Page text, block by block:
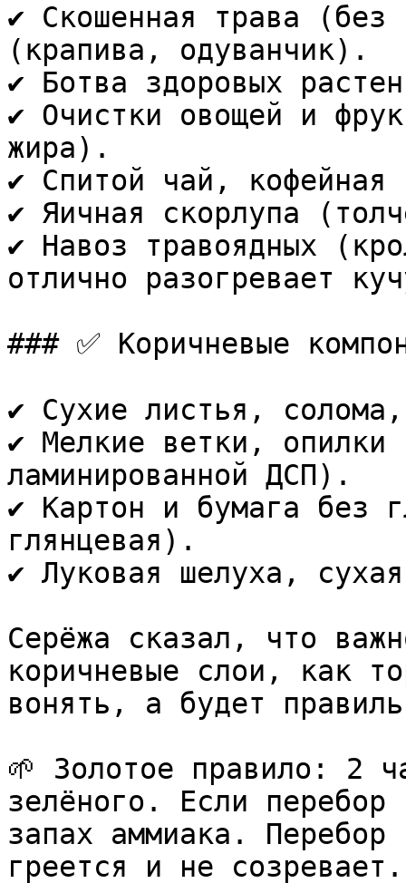
✔️ Скошенная трава
(крапива, одуванчик).
✔️ Ботва здоровых
✔️ Очистки овощей и
жира).
✔️ Спитой чай,
✔️ Яичная скорлупа
✔️ Навоз травоядных
отлично разогревает
### ✅ Коричневые
✔️ Сухие листья,
✔️ Мелкие ветки,
ламинированной ДСП).
✔️ Картон и бумага без
глянцевая).
✔️ Луковая шелуха,
Серёжа сказал, что
коричневые слои, как
вонять, а будет
🌱 Золотое правило: 2
зелёного. Если
запах аммиака.
греется и не созревает.